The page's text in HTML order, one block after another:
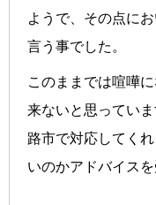
ようで、その点に
言う事でした。
このままでは喧嘩
来ないと思ってい
路市で対応してく
いのかアドバイス